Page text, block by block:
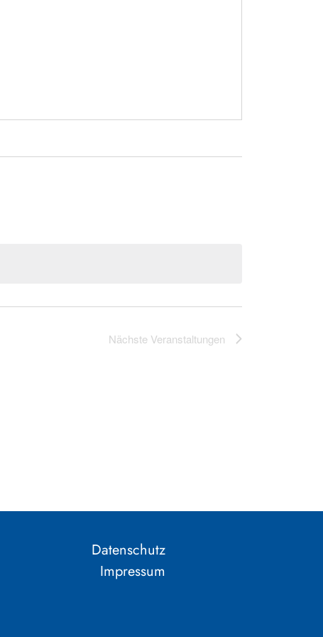
Nächste Veranstaltungen
Datenschutz
Impressum